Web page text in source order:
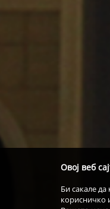
Овој веб
Би сакале
корисничко